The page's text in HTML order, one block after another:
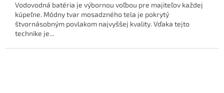
Vodovodná batéria je výbornou voľbou pre majiteľov každej
kúpeľne. Módny tvar mosadzného tela je pokrytý
štvornásobným povlakom najvyššej kvality. Vďaka tejto
technike je...